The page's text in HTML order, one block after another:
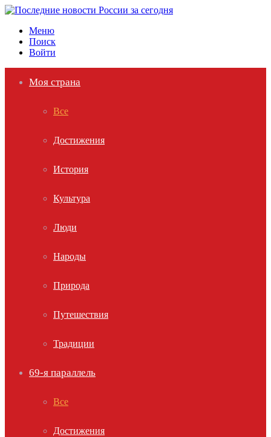
Меню
Поиск
Войти
Моя страна
Все
Достижения
История
Культура
Люди
Народы
Природа
Путешествия
Традиции
69-я параллель
Все
Достижения